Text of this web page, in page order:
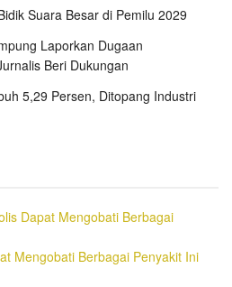
Suara Besar di Pemilu 2029
Laporkan Dugaan
Beri Dukungan
5,29 Persen, Ditopang Industri
Dapat Mengobati Berbagai
Mengobati Berbagai Penyakit Ini